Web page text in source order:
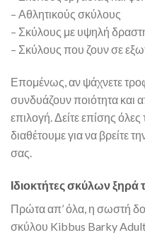
– Αθλητικούς σκύλους
– Σκύλους με υψηλή
– Σκύλους που ζουν σε
Επομένως, αν ψάχνετε
συνδυάζουν ποιότητα και
επιλογή. Δείτε επίσης όλες
διαθέτουμε για να βρείτε
σας.
Ιδιοκτήτες σκύλων
Πρώτα απ’ όλα, η σωστή
σκύλου Kibbus Barky Adult